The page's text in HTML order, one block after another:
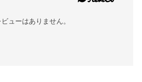
ビューはありません。